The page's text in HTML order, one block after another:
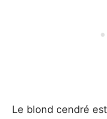
Le blond cendré